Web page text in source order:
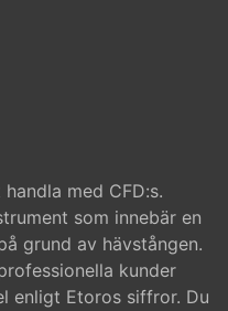
med CFD:s.
som innebär en
grund av hävstången.
kunder
enligt Etoros siffror. Du